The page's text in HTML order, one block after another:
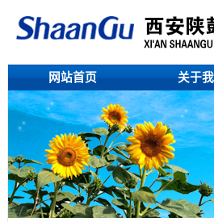
网站首页 关于